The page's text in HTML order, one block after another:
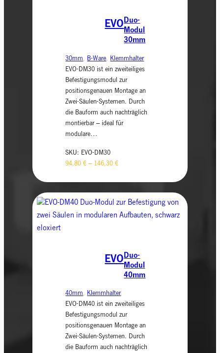
EVODuo-
Modul
30mm
30mm, B-Ware, Klemmhalter
EVO-DM30 ist ein zweiteiliges
Befestigungsmodul zur
positionsgenauen Montage an
Zwei-Säulen-Systemen. Durch
die Bauform auch nachträglich
montierbar – ideal für
modulare…
SKU: EVO-DM30
94,80€ – 146,30€
EVODuo-
Modul
40mm
40mm, Klemmhalter
EVO-DM40 ist ein zweiteiliges
Befestigungsmodul zur
positionsgenauen Montage an
Zwei-Säulen-Systemen. Durch
die Bauform auch nachträglich